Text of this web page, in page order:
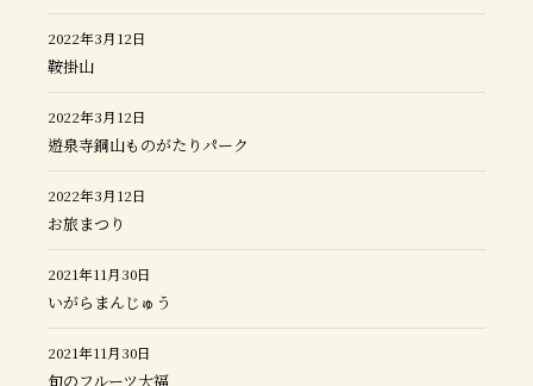
2022年3月12日
鞍掛山
2022年3月12日
遊泉寺銅山ものがたりパーク
2022年3月12日
お旅まつり
2021年11月30日
いがらまんじゅう
2021年11月30日
旬のフルーツ大福